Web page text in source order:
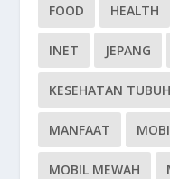
FOOD HEALTH
INET JEPANG
KESEHATAN TUBUH
MANFAAT
MOBIL MEWAH